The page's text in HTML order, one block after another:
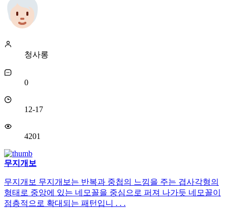
청사롱
0
12-17
4201
무지개보
무지개보 무지개보는 반복과 중첩의 느낌을 주는 겹사각형의
형태로 중앙에 있는 네모꼴을 중심으로 퍼져 나가듯 네모꼴이
점층적으로 확대되는 패턴입니 . . .